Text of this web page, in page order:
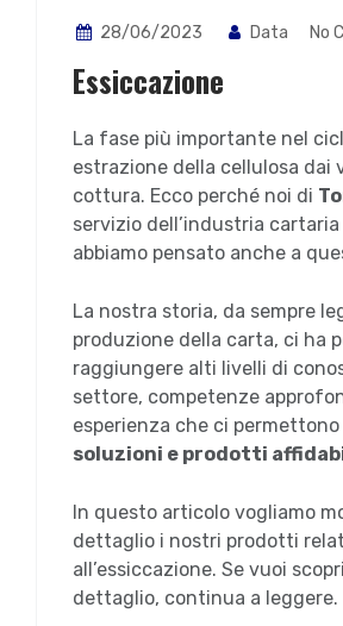
28/06/2023 Data No
Essiccazione
La fase più importante nel
estrazione della cellulosa dai
cottura. Ecco perché noi di
servizio dell’industria cartaria
abbiamo pensato anche a
La nostra storia, da sempre
produzione della carta, ci ha
raggiungere alti livelli di
settore, competenze
esperienza che ci permettono
soluzioni e prodotti
In questo articolo vogliamo
dettaglio i nostri prodotti
all’essiccazione. Se vuoi
dettaglio, continua a leggere.